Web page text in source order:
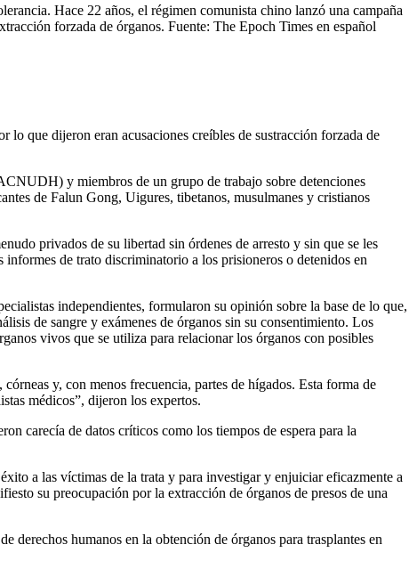
Hace 22 años, el régimen comunista chino lanzó una campaña
forzada de órganos. Fuente: The Epoch Times en español
que dijeron eran acusaciones creíbles de sustracción forzada de
y miembros de un grupo de trabajo sobre detenciones
de Falun Gong, Uigures, tibetanos, musulmanes y cristianos
privados de su libertad sin órdenes de arresto y sin que se les
de trato discriminatorio a los prisioneros o detenidos en
independientes, formularon su opinión sobre la base de lo que,
de sangre y exámenes de órganos sin su consentimiento. Los
vivos que se utiliza para relacionar los órganos con posibles
y, con menos frecuencia, partes de hígados. Esta forma de
médicos”, dijeron los expertos.
carecía de datos críticos como los tiempos de espera para la
a las víctimas de la trata y para investigar y enjuiciar eficazmente a
su preocupación por la extracción de órganos de presos de una
derechos humanos en la obtención de órganos para trasplantes en